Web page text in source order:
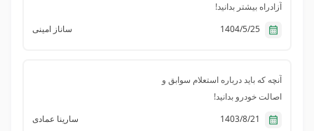
آزادراه بیشتر بدانید!
ساناز امینی
آنچه که باید درباره استعلام سوابق و
اصالت خودرو بدانید!
سارینا عمادی